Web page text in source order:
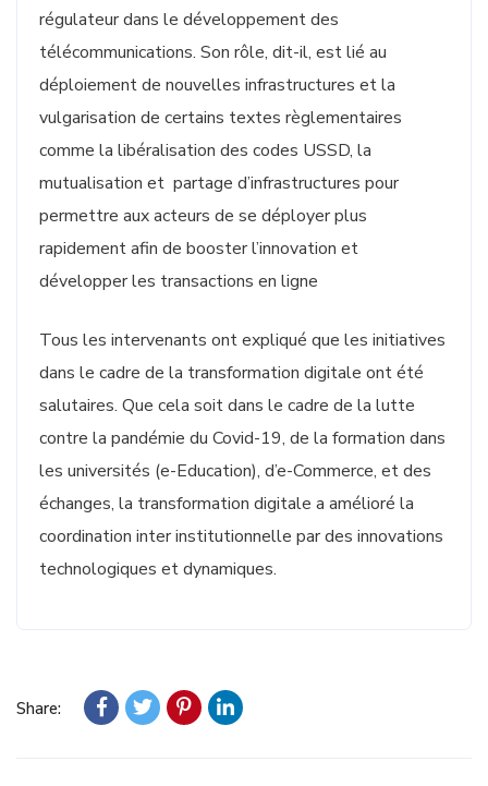
régulateur dans le développement des
télécommunications. Son rôle, dit-il, est lié au
déploiement de nouvelles infrastructures et la
vulgarisation de certains textes règlementaires
comme la libéralisation des codes USSD, la
mutualisation et partage d’infrastructures pour
permettre aux acteurs de se déployer plus
rapidement afin de booster l’innovation et
développer les transactions en ligne
Tous les intervenants ont expliqué que les initiatives
dans le cadre de la transformation digitale ont été
salutaires. Que cela soit dans le cadre de la lutte
contre la pandémie du Covid-19, de la formation dans
les universités (e-Education), d’e-Commerce, et des
échanges, la transformation digitale a amélioré la
coordination inter institutionnelle par des innovations
technologiques et dynamiques.
Share: